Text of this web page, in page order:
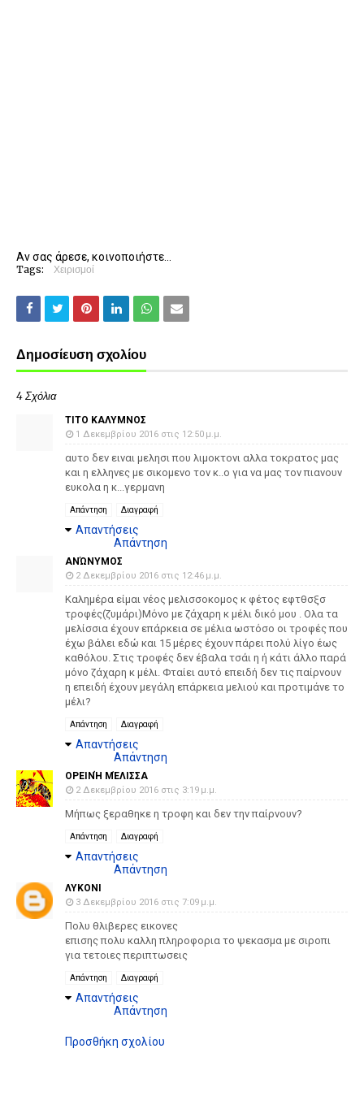
Αν σας άρεσε, κοινοποιήστε...
Tags: Χειρισμοί
Δημοσίευση σχολίου
4 Σχόλια
ΤΙΤΟ ΚΑΛΥΜΝΟΣ
1 Δεκεμβρίου 2016 στις 12:50 μ.μ.
αυτο δεν ειναι μελησι που λιμοκτονι αλλα τοκρατος μας
και η ελληνες με σικομενο τον κ..ο για να μας τον πιανουν
ευκολα η κ...γερμανη
Απάντηση Διαγραφή
Απαντήσεις
Απάντηση
ΑΝΏΝΥΜΟΣ
2 Δεκεμβρίου 2016 στις 12:46 μ.μ.
Καλημέρα είμαι νέος μελισσοκομος κ φέτος εφτθσξσ
τροφές(ζυμάρι)Μόνο με ζάχαρη κ μέλι δικό μου . Ολα τα
μελίσσια έχουν επάρκεια σε μέλια ωστόσο οι τροφές που
έχω βάλει εδώ και 15 μέρες έχουν πάρει πολύ λίγο έως
καθόλου. Στις τροφές δεν έβαλα τσάι η ή κάτι άλλο παρά
μόνο ζάχαρη κ μέλι. Φταίει αυτό επειδή δεν τις παίρνουν
η επειδή έχουν μεγάλη επάρκεια μελιού και προτιμάνε το
μέλι?
Απάντηση Διαγραφή
Απαντήσεις
Απάντηση
ΟΡΕΙΝΉ ΜΈΛΙΣΣΑ
2 Δεκεμβρίου 2016 στις 3:19 μ.μ.
Μήπως ξεραθηκε η τροφη και δεν την παίρνουν?
Απάντηση Διαγραφή
Απαντήσεις
Απάντηση
ΛΥΚΟΝΙ
3 Δεκεμβρίου 2016 στις 7:09 μ.μ.
Πολυ θλιβερες εικονες
επισης πολυ καλλη πληροφορια το ψεκασμα με σιροπι
για τετοιες περιπτωσεις
Απάντηση Διαγραφή
Απαντήσεις
Απάντηση
Προσθήκη σχολίου